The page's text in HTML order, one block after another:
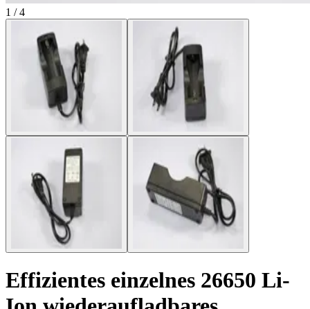
1 / 4
Effizientes einzelnes 26650 Li-